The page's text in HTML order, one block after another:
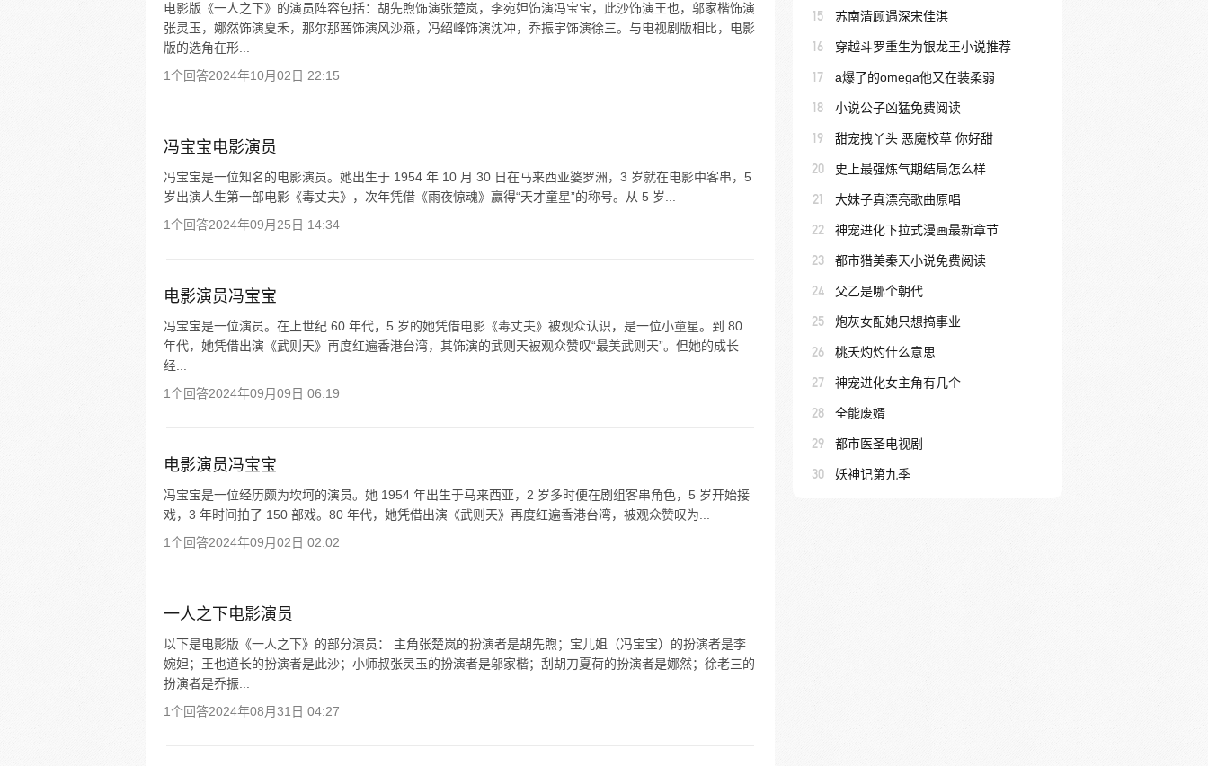
电影版《一人之下》的演员阵容包括：胡先煦饰演张楚岚，李宛妲饰演冯宝宝，此沙饰演王也，邬家楷饰演
张灵玉，娜然饰演夏禾，那尔那茜饰演风沙燕，冯绍峰饰演沈冲，乔振宇饰演徐三。与电视剧版相比，电影
版的选角在形...
1个回答2024年10月02日 22:15
冯宝宝电影演员
冯宝宝是一位知名的电影演员。她出生于 1954 年 10 月 30 日在马来西亚婆罗洲，3 岁就在电影中客串，5
岁出演人生第一部电影《毒丈夫》，次年凭借《雨夜惊魂》赢得“天才童星”的称号。从 5 岁...
1个回答2024年09月25日 14:34
电影演员冯宝宝
冯宝宝是一位演员。在上世纪 60 年代，5 岁的她凭借电影《毒丈夫》被观众认识，是一位小童星。到 80
年代，她凭借出演《武则天》再度红遍香港台湾，其饰演的武则天被观众赞叹“最美武则天”。但她的成长
经...
1个回答2024年09月09日 06:19
电影演员冯宝宝
冯宝宝是一位经历颇为坎坷的演员。她 1954 年出生于马来西亚，2 岁多时便在剧组客串角色，5 岁开始接
戏，3 年时间拍了 150 部戏。80 年代，她凭借出演《武则天》再度红遍香港台湾，被观众赞叹为...
1个回答2024年09月02日 02:02
一人之下电影演员
以下是电影版《一人之下》的部分演员： 主角张楚岚的扮演者是胡先煦；宝儿姐（冯宝宝）的扮演者是李
婉妲；王也道长的扮演者是此沙；小师叔张灵玉的扮演者是邬家楷；刮胡刀夏荷的扮演者是娜然；徐老三的
扮演者是乔振...
1个回答2024年08月31日 04:27
15 苏南清顾遇深宋佳淇
16 穿越斗罗重生为银龙王小说推荐
17 a爆了的omega他又在装柔弱
18 小说公子凶猛免费阅读
19 甜宠拽丫头 恶魔校草 你好甜
20 史上最强炼气期结局怎么样
21 大妹子真漂亮歌曲原唱
22 神宠进化下拉式漫画最新章节
23 都市猎美秦天小说免费阅读
24 父乙是哪个朝代
25 炮灰女配她只想搞事业
26 桃夭灼灼什么意思
27 神宠进化女主角有几个
28 全能废婿
29 都市医圣电视剧
30 妖神记第九季